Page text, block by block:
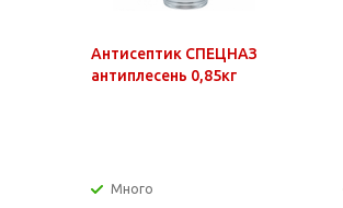
Антисептик СПЕЦНАЗ
антиплесень 0,85кг
Много